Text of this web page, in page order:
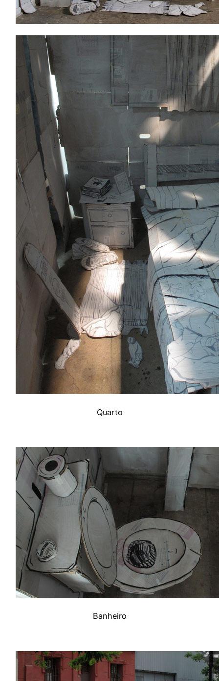
Quarto
Banheiro